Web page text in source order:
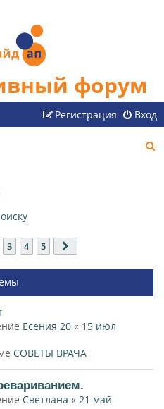
форум
Вход
Регистрация
3 4 5
Есения 20 « 15 июл
СОВЕТЫ ВРАЧА
Светлана « 21 май